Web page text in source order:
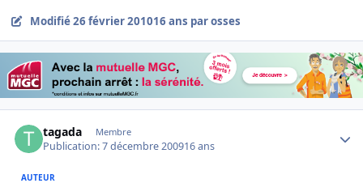
Modifié26 février 201016 ans par osses
tagada Membre
Publication:7 décembre 200916 ans
AUTEUR